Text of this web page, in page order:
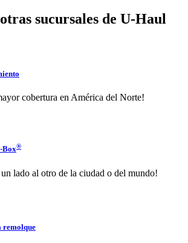
sucursales de U-Haul
cobertura en América del Norte!
Box®
un lado al otro de la ciudad o del mundo!
remolque